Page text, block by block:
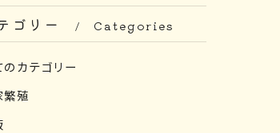
ゴリー Categories
のカテゴリー
繁殖